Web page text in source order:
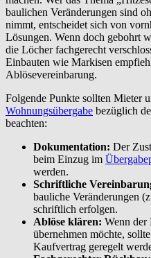
baulichen Veränderungen sind
nimmt, entscheidet sich von
Lösungen. Wenn doch gebohrt
die Löcher fachgerecht
Einbauten wie Markisen
Ablösevereinbarung.
Folgende Punkte sollten Mieter
Wohnungsübergabe bezüglich
beachten:
Dokumentation: Der
beim Einzug im
werden.
Schriftliche
bauliche Veränderungen
schriftlich erfolgen.
Ablöse klären: Wenn der
übernehmen möchte,
Kaufvertrag geregelt